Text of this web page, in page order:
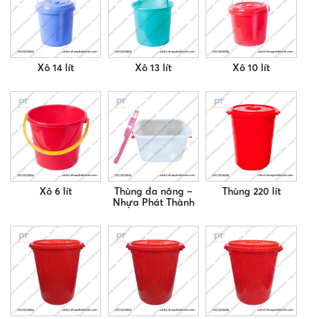
Xô 14 lít Xô 13 lít Xô 10 lít
Xô 6 lít
Thùng đa năng –
Nhựa Phát Thành
Thùng 220 lít